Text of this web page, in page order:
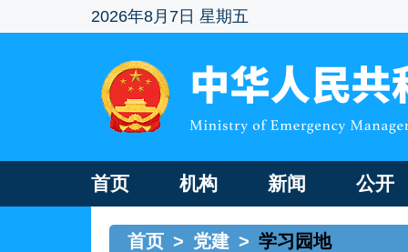
2026年8月7日 星期五
首页 机构 新闻 公开
首页 > 党建 > 学习园地